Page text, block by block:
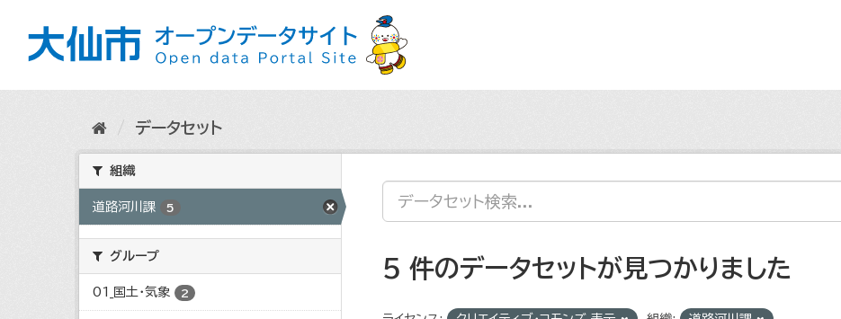
データセット
組織
道路河川課 5
グループ
01_国土・気象 2
5 件のデータセットが見つかりました